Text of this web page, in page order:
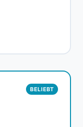
BELIEBT